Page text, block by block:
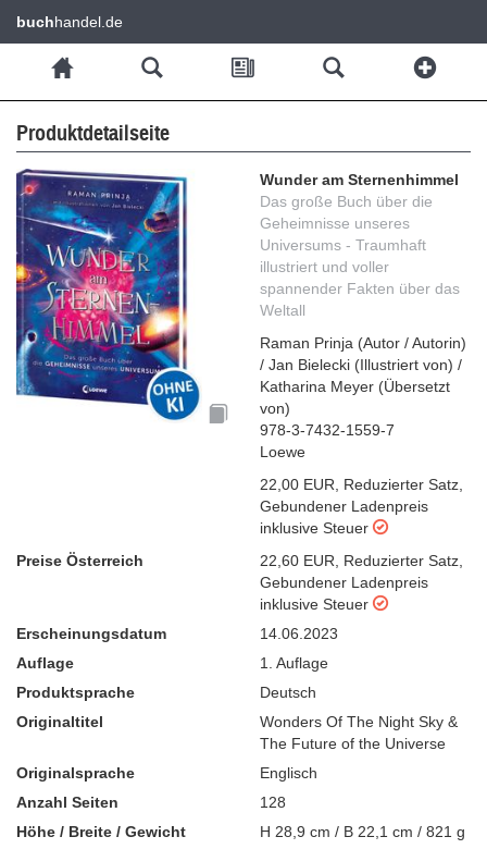
buchhandel.de
Produktdetailseite
Wunder am Sternenhimmel
Das große Buch über die
Geheimnisse unseres
Universums - Traumhaft
illustriert und voller
spannender Fakten über das
Weltall
Raman Prinja (Autor / Autorin)
/ Jan Bielecki (Illustriert von) /
Katharina Meyer (Übersetzt
von)
978-3-7432-1559-7
Loewe
22,00 EUR
Reduzierter Satz
Gebundener Ladenpreis
inklusive Steuer
Preise Österreich
22,60 EUR Reduzierter Satz
Gebundener Ladenpreis
inklusive Steuer
Erscheinungsdatum
14.06.2023
Auflage
1. Auflage
Produktsprache
Deutsch
Originaltitel
Wonders Of The Night Sky &
The Future of the Universe
Originalsprache
Englisch
Anzahl Seiten
128
Höhe / Breite / Gewicht
H 28,9 cm / B 22,1 cm / 821 g